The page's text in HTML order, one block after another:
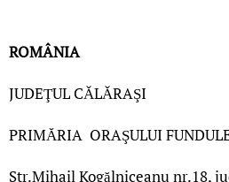
ROMÂNIA
JUDEŢUL CǍLǍRAŞI
PRIMĂRIA ORAŞULUI
Str.Mihail Kogălniceanu nr.18,